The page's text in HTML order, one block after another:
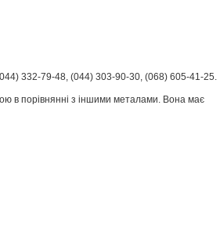
332-79-48, (044) 303-90-30, (068) 605-41-25.
в порівнянні з іншими металами. Вона має